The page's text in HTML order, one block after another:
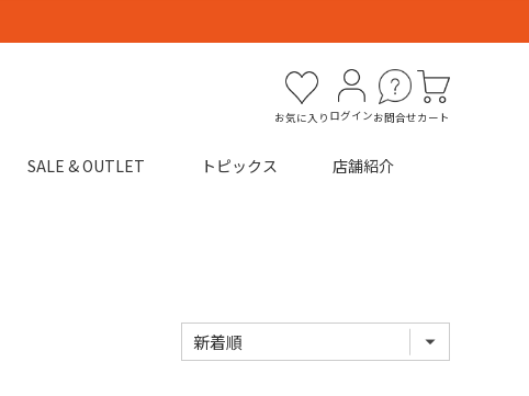
お気に入り ログインお問合せカート
SALE & OUTLET トピックス 店舗紹介